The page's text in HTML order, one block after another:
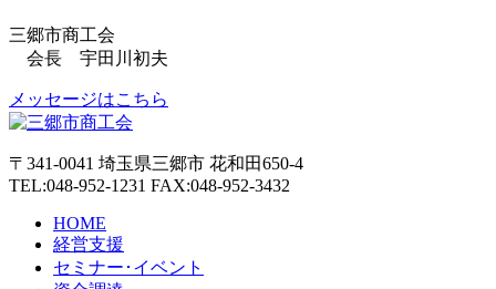
三郷市商工会
会長 宇田川初夫
メッセージはこちら
〒341-0041 埼玉県三郷市 花和田650-4
TEL:048-952-1231 FAX:048-952-3432
HOME
経営支援
セミナー･イベント